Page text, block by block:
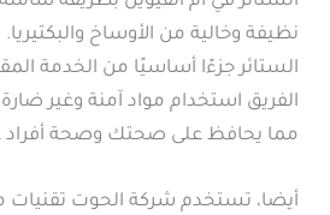
نظيفة وخالية من الأوساخ
الستائر جزءًا أساسيًا من الخدمة
الفريق استخدام مواد آمنة وغير
مما يحافظ على صحتك وصحة أفراد
أيضا، تستخدم شركة الحوت تقنيات